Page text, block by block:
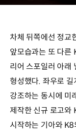
차체 뒤쪽에선 정교
앞모습과는 또 다른
리어 스포일러 아래
형성했다. 좌우로
강조하는 동시에 미
제작한 신규 로고와
시작하는 기아와